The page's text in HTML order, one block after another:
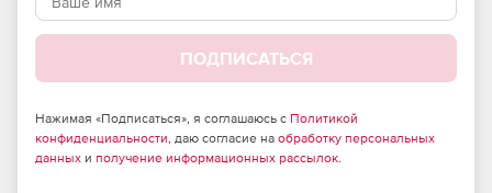
Astra Linux Special Edition основана на новой пакетной
базе Debian 10, имеет полную поддержку контейнерной
изоляции и защиты контейнеров и использует
расширенный репозиторий с более 20 000 пакетами для
ПОДПИСАТЬСЯ
Нажимая «Подписаться», я соглашаюсь с Политикой
конфиденциальности, даю согласие на обработку персональных
данных и получение информационных рассылок.